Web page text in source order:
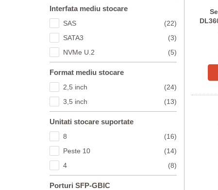
Interfata mediu stocare
SAS
(22)
SATA3
(3)
NVMe U.2
(5)
Format mediu stocare
2,5 inch
(24)
3,5 inch
(13)
Unitati stocare suportate
8
(16)
Peste 10
(14)
4
(8)
Porturi SFP-GBIC